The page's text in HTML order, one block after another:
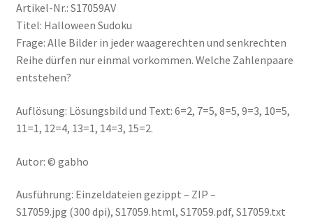
Artikel-Nr.: S17059AV
Titel: Halloween Sudoku
Frage: Alle Bilder in jeder waagerechten und senkrechten
Reihe dürfen nur einmal vorkommen. Welche Zahlenpaare
entstehen?
Auflösung: Lösungsbild und Text: 6=2, 7=5, 8=5, 9=3, 10=5,
11=1, 12=4, 13=1, 14=3, 15=2.
Autor: © gabho
Ausführung: Einzeldateien gezippt – ZIP –
S17059.jpg (300 dpi), S17059.html, S17059.pdf, S17059.txt